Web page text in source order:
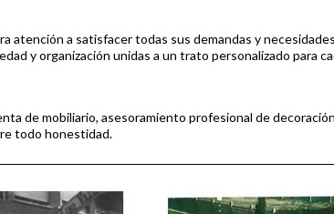
atención a satisfacer todas sus demandas y
y organización unidas a un trato personalizado para
de mobiliario, asesoramiento profesional de
todo honestidad.